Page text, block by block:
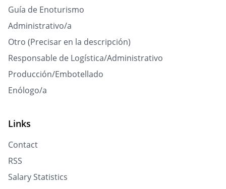
Guía de Enoturismo
Administrativo/a
Otro (Precisar en la descripción)
Responsable de Logística/Administrativo
Producción/Embotellado
Enólogo/a
Links
Contact
RSS
Salary Statistics